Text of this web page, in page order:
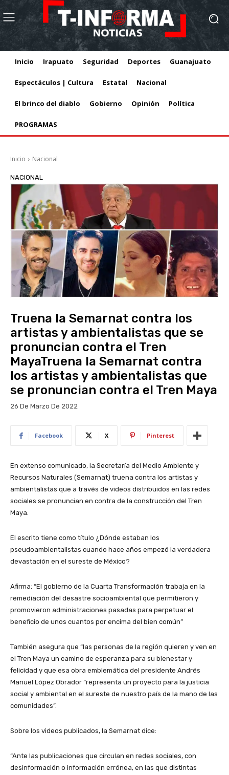
Inicio Irapuato Seguridad Deportes Guanajuato
Espectáculos | Cultura Estatal Nacional
El brinco del diablo Gobierno Opinión Política
PROGRAMAS
Inicio Nacional
NACIONAL
Truena la Semarnat contra los
artistas y ambientalistas que se
pronuncian contra el Tren
MayaTruena la Semarnat contra
los artistas y ambientalistas que
se pronuncian contra el Tren Maya
26 De Marzo De 2022
Facebook X Pinterest
En extenso comunicado, la Secretaría del Medio Ambiente y
Recursos Naturales (Semarnat) truena contra los artistas y
ambientalistas que a través de videos distribuidos en las redes
sociales se pronuncian en contra de la construcción del Tren
Maya.
El escrito tiene como título ¿Dónde estaban los
pseudoambientalistas cuando hace años empezó la verdadera
devastación en el sureste de México?
Afirma: “El gobierno de la Cuarta Transformación trabaja en la
remediación del desastre socioambiental que permitieron y
promovieron administraciones pasadas para perpetuar el
beneficio de unos cuantos por encima del bien común”
También asegura que “las personas de la región quieren y ven en
el Tren Maya un camino de esperanza para su bienestar y
felicidad y que esa obra emblemática del presidente Andrés
Manuel López Obrador “representa un proyecto para la justicia
social y ambiental en el sureste de nuestro país de la mano de las
comunidades”.
Sobre los videos publicados, la Semarnat dice:
“Ante las publicaciones que circulan en redes sociales, con
desinformación o información errónea, en las que distintas